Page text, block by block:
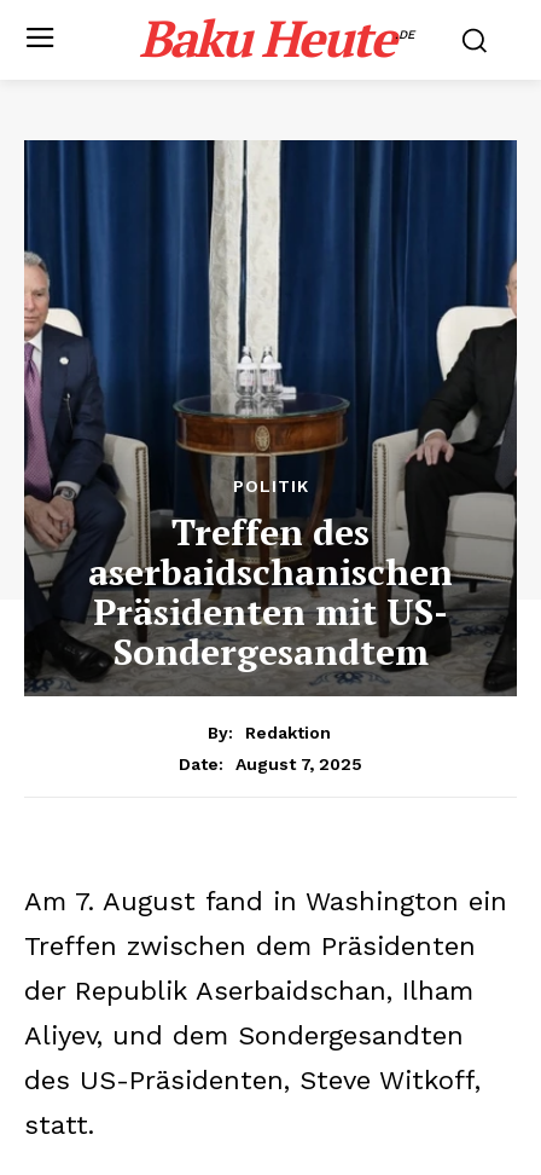
Baku Heute.DE
POLITIK
Treffen des
aserbaidschanischen
Präsidenten mit US-
Sondergesandtem
By:
Redaktion
Date:
August 7, 2025
Am 7. August fand in Washington ein
Treffen zwischen dem Präsidenten
der Republik Aserbaidschan, Ilham
Aliyev, und dem Sondergesandten
des US-Präsidenten, Steve Witkoff,
statt.